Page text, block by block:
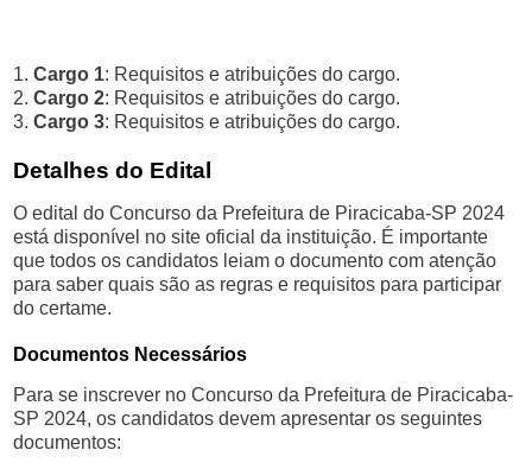
1.Cargo 1: Requisitos e atribuições do cargo.
2.Cargo 2: Requisitos e atribuições do cargo.
3.Cargo 3: Requisitos e atribuições do cargo.
Detalhes do Edital
O edital do Concurso da Prefeitura de Piracicaba-SP 2024
está disponível no site oficial da instituição. É importante
que todos os candidatos leiam o documento com atenção
para saber quais são as regras e requisitos para participar
do certame.
Documentos Necessários
Para se inscrever no Concurso da Prefeitura de Piracicaba-
SP 2024, os candidatos devem apresentar os seguintes
documentos: